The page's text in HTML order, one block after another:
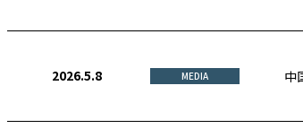
MEDIA
2026.5.8 中